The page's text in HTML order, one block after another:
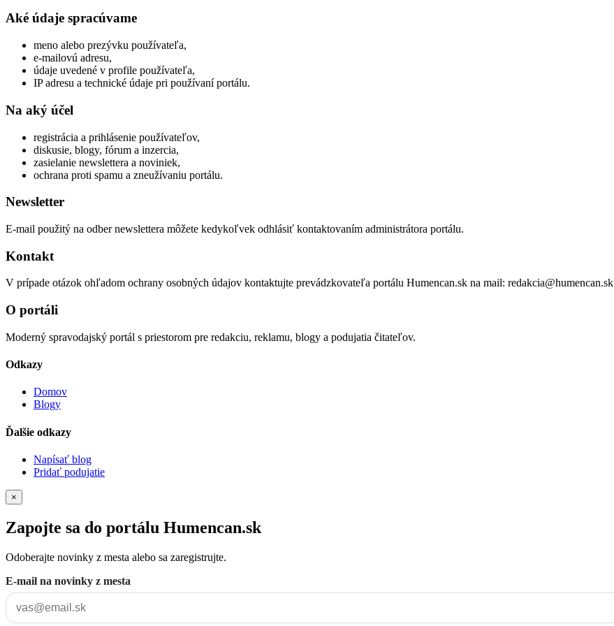
Aké údaje spracúvame
meno alebo prezývku používateľa,
e-mailovú adresu,
údaje uvedené v profile používateľa,
IP adresu a technické údaje pri používaní portálu.
Na aký účel
registrácia a prihlásenie používateľov,
diskusie, blogy, fórum a inzercia,
zasielanie newslettera a noviniek,
ochrana proti spamu a zneužívaniu portálu.
Newsletter
E-mail použitý na odber newslettera môžete kedykoľvek odhlásiť kontaktovaním administrátora portálu.
Kontakt
V prípade otázok ohľadom ochrany osobných údajov kontaktujte prevádzkovateľa portálu Humencan.sk na mail: redakcia@humencan.sk
O portáli
Moderný spravodajský portál s priestorom pre redakciu, reklamu, blogy a podujatia čitateľov.
Odkazy
Domov
Blogy
Ďalšie odkazy
Napísať blog
Pridať podujatie
×
Zapojte sa do portálu Humencan.sk
Odoberajte novinky z mesta alebo sa zaregistrujte.
E-mail na novinky z mesta